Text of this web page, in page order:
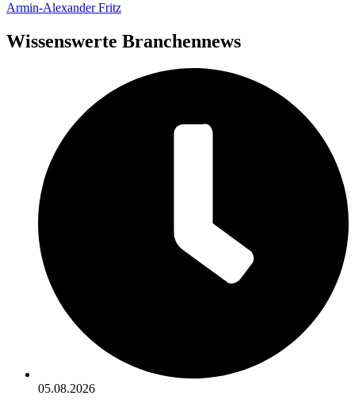
Armin-Alexander Fritz
Wissenswerte Branchennews
05.08.2026